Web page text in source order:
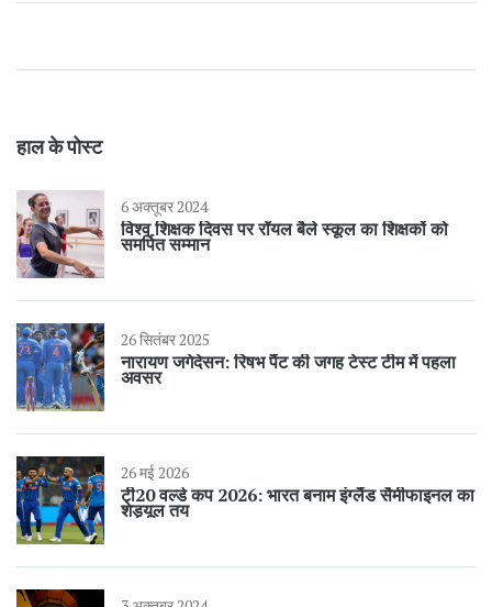
हाल के पोस्ट
6 अक्तूबर 2024
विश्व शिक्षक दिवस पर रॉयल बैले स्कूल का शिक्षकों को
समर्पित सम्मान
26 सितंबर 2025
नारायण जगेदेसन: रिषभ पैंट की जगह टेस्ट टीम में पहला
अवसर
26 मई 2026
टी20 वर्ल्ड कप 2026: भारत बनाम इंग्लैंड सैमीफाइनल का
शेड्यूल तय